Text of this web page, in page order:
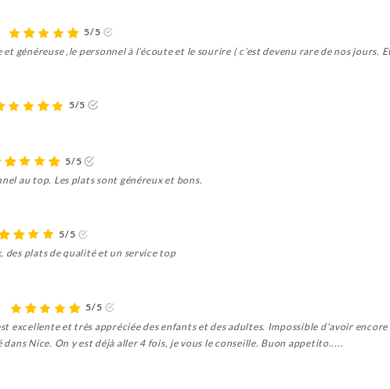
5/5
généreuse ,le personnel à l’écoute et le sourire ( c’est devenu rare de nos jours.
5/5
5/5
au top. Les plats sont généreux et bons.
5/5
des plats de qualité et un service top
5/5
excellente et très appréciée des enfants et des adultes. Impossible d'avoir
dans Nice. On y est déjà aller 4 fois, je vous le conseille. Buon appetito.....